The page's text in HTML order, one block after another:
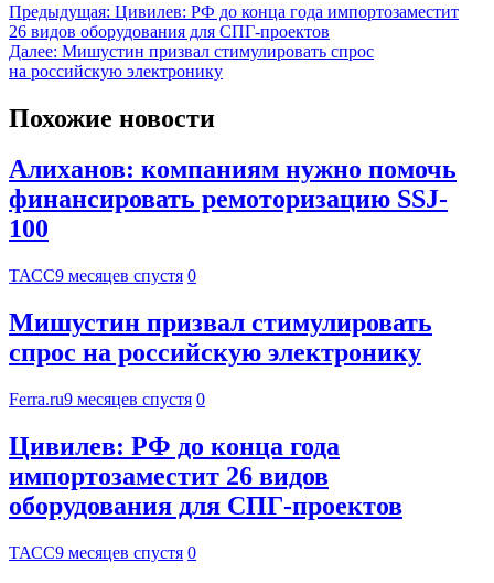
Предыдущая: Цивилев: РФ до конца года импортозаместит
26 видов оборудования для СПГ-проектов
Далее: Мишустин призвал стимулировать спрос
на российскую электронику
Похожие новости
Алиханов: компаниям нужно помочь
финансировать ремоторизацию SSJ-
100
ТАСС9 месяцев спустя 0
Мишустин призвал стимулировать
спрос на российскую электронику
Ferra.ru9 месяцев спустя 0
Цивилев: РФ до конца года
импортозаместит 26 видов
оборудования для СПГ-проектов
ТАСС9 месяцев спустя 0